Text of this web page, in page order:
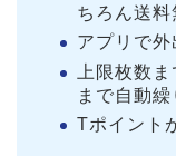
ちろん送料
アプリで
上限枚数
まで自動繰
Tポイント